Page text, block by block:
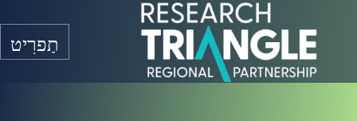
תַפרִיט